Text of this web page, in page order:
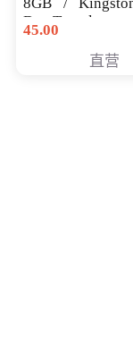
Generati
45.00
直营